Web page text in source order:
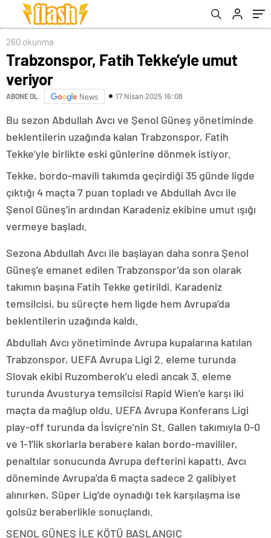
260 okunma
Trabzonspor, Fatih Tekke’yle umut
veriyor
ABONE OL News 17 Nisan 2025 16:08
Bu sezon Abdullah Avcı ve Şenol Güneş yönetiminde
beklentilerin uzağında kalan Trabzonspor, Fatih
Tekke’yle birlikte eski günlerine dönmek istiyor.
Tekke, bordo-mavili takımda geçirdiği 35 günde ligde
çıktığı 4 maçta 7 puan topladı ve Abdullah Avcı ile
Şenol Güneş’in ardından Karadeniz ekibine umut ışığı
vermeye başladı.
Sezona Abdullah Avcı ile başlayan daha sonra Şenol
Güneş’e emanet edilen Trabzonspor’da son olarak
takımın başına Fatih Tekke getirildi. Karadeniz
temsilcisi, bu süreçte hem ligde hem Avrupa’da
beklentilerin uzağında kaldı.
Abdullah Avcı yönetiminde Avrupa kupalarına katılan
Trabzonspor, UEFA Avrupa Ligi 2. eleme turunda
Slovak ekibi Ruzomberok’u eledi ancak 3. eleme
turunda Avusturya temsilcisi Rapid Wien’e karşı iki
maçta da mağlup oldu. UEFA Avrupa Konferans Ligi
play-off turunda da İsviçre’nin St. Gallen takımıyla 0-0
ve 1-1’lik skorlarla berabere kalan bordo-mavililer,
penaltılar sonucunda Avrupa defterini kapattı. Avcı
döneminde Avrupa’da 6 maçta sadece 2 galibiyet
alınırken, Süper Lig’de oynadığı tek karşılaşma ise
golsüz beraberlikle sonuçlandı.
ŞENOL GÜNEŞ İLE KÖTÜ BAŞLANGIÇ